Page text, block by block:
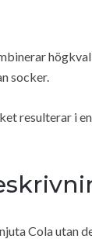
socker.
resulterar i
Cola utan